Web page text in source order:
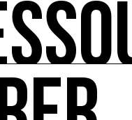
et outils pour
et inspirantes sur